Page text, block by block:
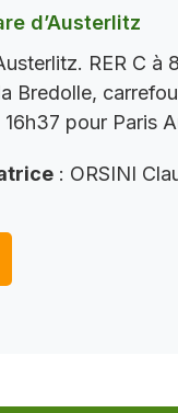
d’Austerlitz
RER C
Bredolle,
16h37 pour Paris
: ORSINI